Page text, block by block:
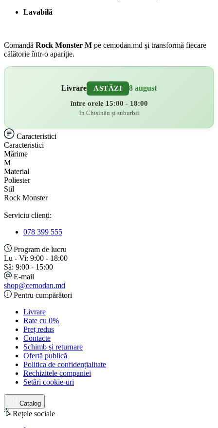
Lavabilă
Comandă Rock Monster M pe cemodan.md și transformă fiecare
călătorie într-o apariție.
Livrare ASTĂZI 8 august
între orele 15:00 - 18:00
în Chișinău și suburbii
Caracteristici
Caracteristici
Mǎrime
M
Material
Poliester
Stil
Rock Monster
Serviciu clienți:
078 399 555
Program de lucru
Lu - Vi: 9:00 - 18:00
Sâ: 9:00 - 15:00
E-mail
shop@cemodan.md
Pentru cumpărători
Livrare
Rate cu 0%
Preț redus
Contacte
Schimb și returnare
Ofertă publică
Politica de confidențialitate
Rechizitele companiei
Setări cookie-uri
Catalog
Rețele sociale